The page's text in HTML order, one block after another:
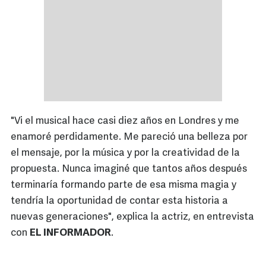
"Vi el musical hace casi diez años en Londres y me
enamoré perdidamente. Me pareció una belleza por
el mensaje, por la música y por la creatividad de la
propuesta. Nunca imaginé que tantos años después
terminaría formando parte de esa misma magia y
tendría la oportunidad de contar esta historia a
nuevas generaciones", explica la actriz, en entrevista
con EL INFORMADOR.